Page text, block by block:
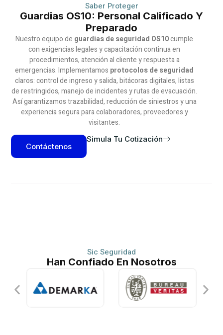
Saber Proteger
Guardias OS10: Personal Calificado Y
Preparado
Nuestro equipo de guardias de seguridad OS10cumple
con exigencias legales y capacitación continua en
procedimientos, atención al cliente y respuesta a
emergencias. Implementamos protocolos de seguridad
claros: control de ingreso y salida, bitácoras digitales, listas
de restringidos, manejo de incidentes y rutas de evacuación.
Así garantizamos trazabilidad, reducción de siniestros y una
experiencia segura para colaboradores, proveedores y
visitantes.
Contáctenos
Simula Tu Cotización
Sic Seguridad
Han Confiado En Nosotros